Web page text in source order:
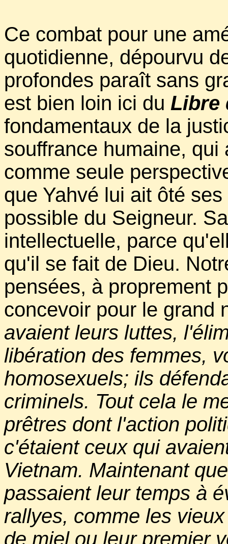
Ce combat pour une
quotidienne, dépourvu
profondes paraît sans
est bien loin ici du Libre
fondamentaux de la
souffrance humaine,
comme seule
que Yahvé lui ait ôté
possible du Seigneur.
intellectuelle, parce
qu'il se fait de Dieu.
pensées, à proprement
concevoir pour le grand
avaient leurs luttes,
libération des femmes,
homosexuels; ils
criminels. Tout cela le
prêtres dont l'action
c'étaient ceux qui
Vietnam. Maintenant
passaient leur temps à
rallyes, comme les
de miel ou leur premier